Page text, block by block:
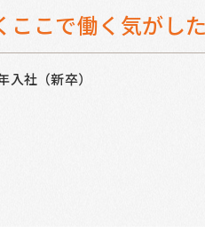
ここで働く気がし
入社（新卒）